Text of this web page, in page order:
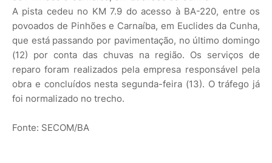
A pista cedeu no KM 7.9 do acesso à BA-220, entre os
povoados de Pinhões e Carnaíba, em Euclides da Cunha,
que está passando por pavimentação, no último domingo
(12) por conta das chuvas na região. Os serviços de
reparo foram realizados pela empresa responsável pela
obra e concluídos nesta segunda-feira (13). O tráfego já
foi normalizado no trecho.
Fonte: SECOM/BA